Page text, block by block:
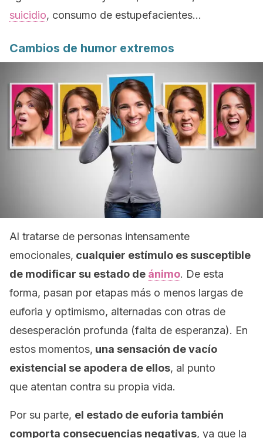
suicidio, consumo de estupefacientes…
Cambios de humor extremos
Al tratarse de personas intensamente
emocionales, cualquier estímulo es susceptible
de modificar su estado de ánimo. De esta
forma, pasan por etapas más o menos largas de
euforia y optimismo, alternadas con otras de
desesperación profunda (falta de esperanza). En
estos momentos, una sensación de vacío
existencial se apodera de ellos, al punto
que atentan contra su propia vida.
Por su parte, el estado de euforia también
comporta consecuencias negativas, ya que la